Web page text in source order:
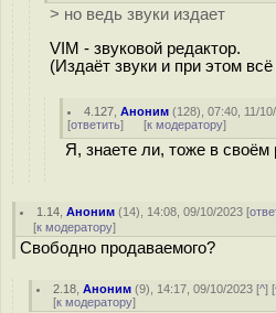
> но ведь звуки издает
VIM - звуковой редактор.
(Издаёт звуки и при этом всё
4.127 ,Аноним (128), 07:40, 11/
[ответить] [к модератору]
Я, знаете ли, тоже в
1.14 ,Аноним (14), 14:08, 09/10/2023 [
[к модератору]
Свободно продаваемого?
2.18 ,Аноним (9), 14:17, 09/10/2023 [^] [
[к модератору]